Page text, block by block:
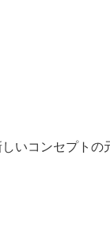
いコンセプトの